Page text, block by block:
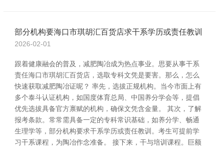
部分机构要海口市琪胡汇百货店求干系学历或责任教训
2026-02-01
跟着健康融会的普及，减肥陶冶成为热点事业。思要从事干系
责任海口市琪胡汇百货店，选取专科文凭是要害。那么，怎么
快速获取减肥陶冶证呢？ 率先，选拔正规机构。当今市面上有
多个泰斗认证机构，如国度体育总局、中国养分学会等，提倡
优先选拔具备官方禀赋的机构，确保文凭含金量。 其次，了解
报考条款。常常需具备一定的专科常识基础，如养分学、畅通
生理学等，部分机构要求干系学历或责任教训。考生可提前学
习干系课程，为陶冶作念准备。 接下来，干与培训课程。巨额